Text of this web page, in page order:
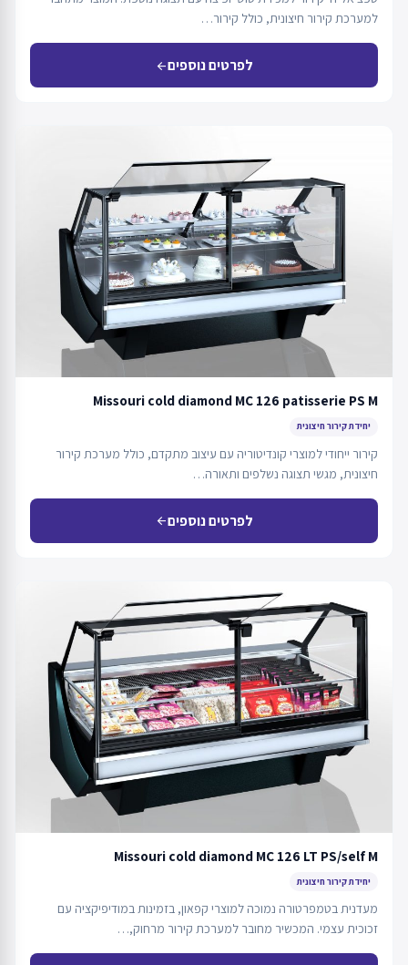
למערכת קירור חיצונית, כולל קירור…
לפרטים נוספיםarrow_back
Missouri cold diamond MC 126 patisserie PS M
יחידת קירור חיצונית
קירור ייחודי למוצרי קונדיטוריה עם עיצוב מתקדם, כולל מערכת קירור
חיצונית, מגשי תצוגה נשלפים ותאורה…
לפרטים נוספיםarrow_back
Missouri cold diamond MC 126 LT PS/self M
יחידת קירור חיצונית
מעדנית בטמפרטורה נמוכה למוצרי קפאון, בזמינות במודיפיקציה עם
זכוכית עצמי. המכשיר מחובר למערכת קירור מרחוק,…